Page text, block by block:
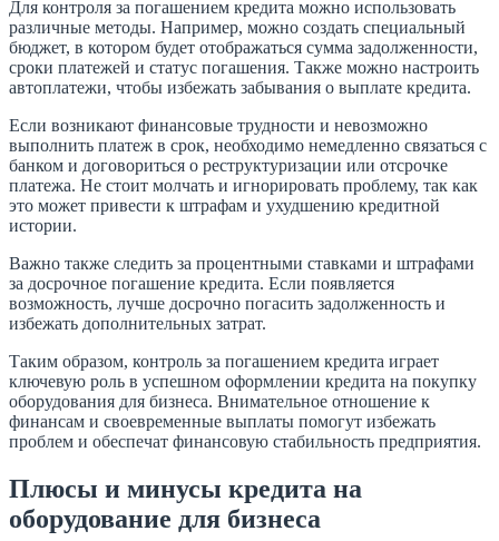
Для контроля за погашением кредита можно использовать
различные методы. Например, можно создать специальный
бюджет, в котором будет отображаться сумма задолженности,
сроки платежей и статус погашения. Также можно настроить
автоплатежи, чтобы избежать забывания о выплате кредита.
Если возникают финансовые трудности и невозможно
выполнить платеж в срок, необходимо немедленно связаться с
банком и договориться о реструктуризации или отсрочке
платежа. Не стоит молчать и игнорировать проблему, так как
это может привести к штрафам и ухудшению кредитной
истории.
Важно также следить за процентными ставками и штрафами
за досрочное погашение кредита. Если появляется
возможность, лучше досрочно погасить задолженность и
избежать дополнительных затрат.
Таким образом, контроль за погашением кредита играет
ключевую роль в успешном оформлении кредита на покупку
оборудования для бизнеса. Внимательное отношение к
финансам и своевременные выплаты помогут избежать
проблем и обеспечат финансовую стабильность предприятия.
Плюсы и минусы кредита на
оборудование для бизнеса